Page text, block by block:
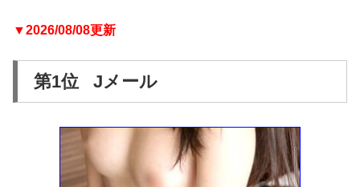
▼2026/08/08更新
第1位 Jメール